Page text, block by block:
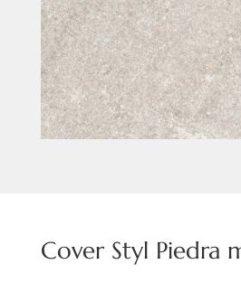
Cover Styl Piedra